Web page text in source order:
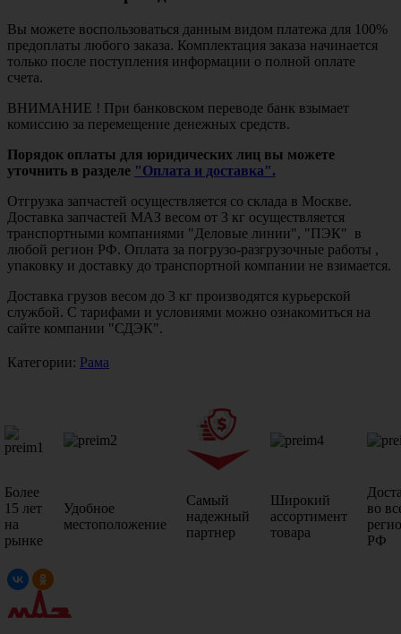
Вы можете воспользоваться данным видом платежа для 100%
предоплаты любого заказа. Комплектация заказа начинается
только после поступления информации о полной оплате
счета.
ВНИМАНИЕ ! При банковском переводе банк взымает
комиссию за перемещение денежных средств.
Порядок оплаты для юридических лиц вы можете
уточнить в разделе "Оплата и доставка".
Отгрузка запчастей осуществляется со склада в Москве.
Доставка запчастей МАЗ весом от 3 кг осуществляется
транспортными компаниями "Деловые линии", "ПЭК" в
любой регион РФ. Оплата за погрузо-разгрузочные работы ,
упаковку и доставку до транспортной компании не взимается.
Доставка грузов весом до 3 кг производятся курьерской
службой. С тарифами и условиями можно ознакомиться на
сайте компании "СДЭК".
Категории: Рама
Более
15 лет
на
рынке
Удобное
местоположение
Самый
надежный
партнер
Широкий
ассортимент
товара
во
РФ